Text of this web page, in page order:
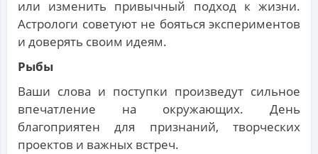
или изменить привычный подход к жизни.
Астрологи советуют не бояться экспериментов
и доверять своим идеям.
Рыбы
Ваши слова и поступки произведут сильное
впечатление на окружающих. День
благоприятен для признаний, творческих
проектов и важных встреч.